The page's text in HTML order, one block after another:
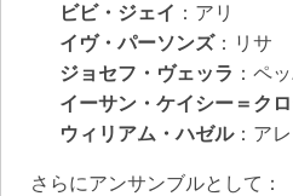
ビビ・ジェイ ：アリ
イヴ・パーソンズ：リサ
ジョセフ・ヴェッラ ：ペ
イーサン・ケイシー＝ク
ウィリアム・ハゼル：ア
さらにアンサンブルとして：